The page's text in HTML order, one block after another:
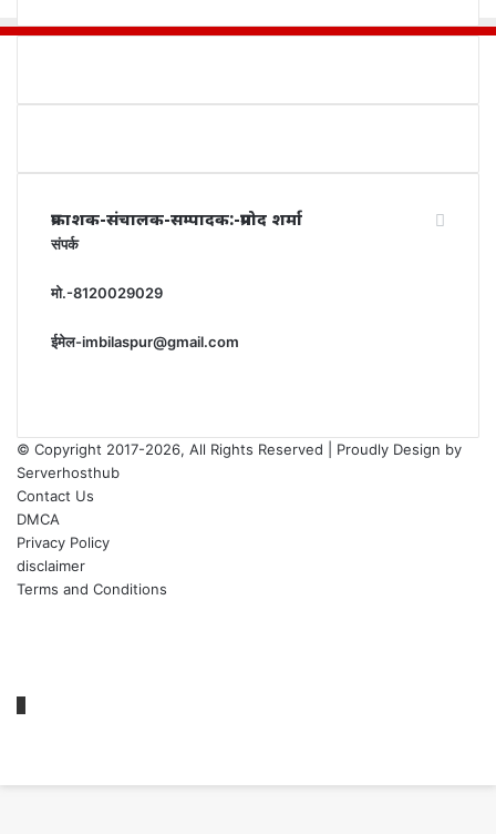
प्रकाशक-संचालक-सम्पादक:-प्रमोद शर्मा
संपर्क
मो.-8120029029
ईमेल-imbilaspur@gmail.com
© Copyright 2017-2026, All Rights Reserved | Proudly Design by
Serverhosthub
Contact Us
DMCA
Privacy Policy
disclaimer
Terms and Conditions